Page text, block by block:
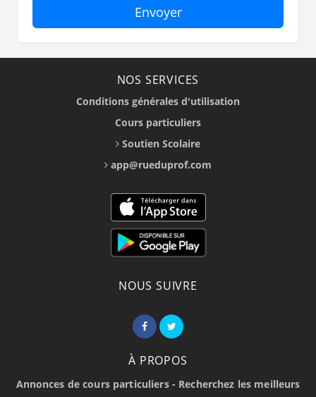
Envoyer
NOS SERVICES
Conditions générales d'utilisation
Cours particuliers
Soutien Scolaire
app@rueduprof.com
NOUS SUIVRE
À PROPOS
Annonces de cours particuliers - Recherchez les meilleurs